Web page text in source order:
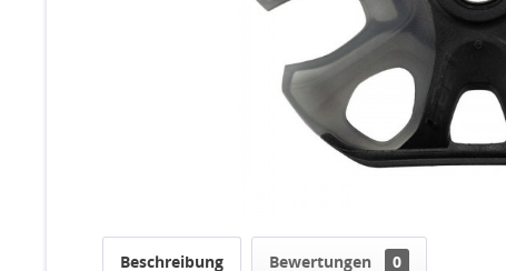
Beschreibung Bewertungen 0